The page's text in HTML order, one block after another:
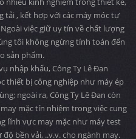
tải , kết hợp với các máy móc tự
việc giữ uy tín về chất lượng
tôi không ngừng tính toán đến
sản phẩm.
nhập khẩu, Công Ty Lê Đan
thiết bị công nghiệp như máy ép
ngoài ra, Công Ty Lê Đan còn
mặc tín nhiệm trong việc cung
lĩnh vực may mặc như máy test
bền vải, ..v.v. cho ngành may.